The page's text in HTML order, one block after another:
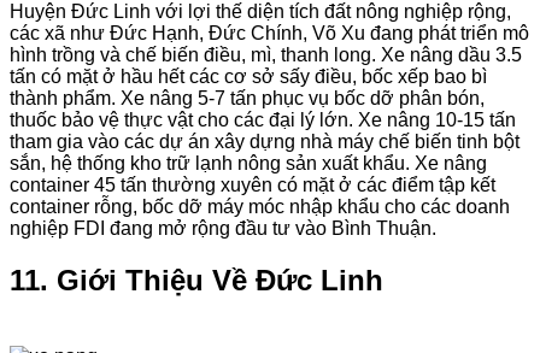
Huyện Đức Linh với lợi thế diện tích đất nông nghiệp rộng,
các xã như Đức Hạnh, Đức Chính, Võ Xu đang phát triển mô
hình trồng và chế biến điều, mì, thanh long. Xe nâng dầu 3.5
tấn có mặt ở hầu hết các cơ sở sấy điều, bốc xếp bao bì
thành phẩm. Xe nâng 5-7 tấn phục vụ bốc dỡ phân bón,
thuốc bảo vệ thực vật cho các đại lý lớn. Xe nâng 10-15 tấn
tham gia vào các dự án xây dựng nhà máy chế biến tinh bột
sắn, hệ thống kho trữ lạnh nông sản xuất khẩu. Xe nâng
container 45 tấn thường xuyên có mặt ở các điểm tập kết
container rỗng, bốc dỡ máy móc nhập khẩu cho các doanh
nghiệp FDI đang mở rộng đầu tư vào Bình Thuận.
11. Giới Thiệu Về Đức Linh